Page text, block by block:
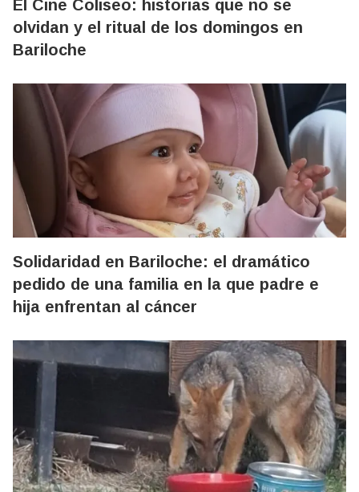
El Cine Coliseo: historias que no se
olvidan y el ritual de los domingos en
Bariloche
Solidaridad en Bariloche: el dramático
pedido de una familia en la que padre e
hija enfrentan al cáncer